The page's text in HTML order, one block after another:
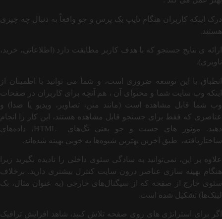
درک اینکه کاربران هنگام تایپ یک پرس و جو واقعاً به دنبال چه چیزی
هستند.
ارائه ی نتایج جستجو که با هدف کاربر مطابقت دارد (اطلاعاتی، خرید،
ناوبری).
انطباق با این توسعه ضروری است، و شما می توانید با اطمینان از
اینکه وب سایت شما و محتوای آن ، هم آنچه برای کاربران در صفحات
وب شما قابل مشاهده است (مانند متن، تصاویر، ویدیو یا صدا) و
عناصری که فقط برای جستجو قابل مشاهده هستند، این کار را انجام
دهید. موتور های جست و جو یعنی تگ‌های HTML، داده‌های
ساختاریافته، طبق آخرین بهترین شیوه‌ها به خوبی بهینه شده‌اند.
علاوه بر این، نمی‌توانید به سادگی سئوی داخلی را نادیده بگیرید زیرا
هنگام بهینه‌ سازی عناصر درون سایت کنترل بیشتری دارید. برخلاف
سئوی خارج از صفحه که از سیگنال‌های خارجی (به عنوان مثال، بک
لینک‌ها) تشکیل شده است.
اگر برای استراتژی های روی صفحه تلاش کنید، شاهد افزایش ترافیک